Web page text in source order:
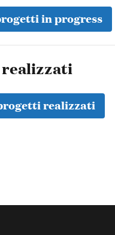
in progress
realizzati